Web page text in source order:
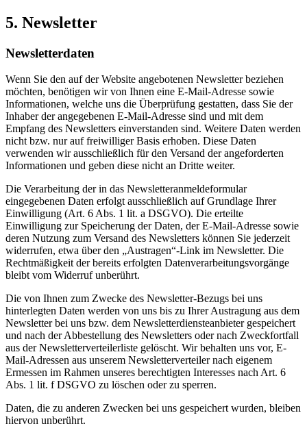
5. Newsletter
Newsletter­daten
Wenn Sie den auf der Website angebotenen Newsletter beziehen
möchten, benötigen wir von Ihnen eine E-Mail-Adresse sowie
Informationen, welche uns die Überprüfung gestatten, dass Sie der
Inhaber der angegebenen E-Mail-Adresse sind und mit dem
Empfang des Newsletters einverstanden sind. Weitere Daten werden
nicht bzw. nur auf freiwilliger Basis erhoben. Diese Daten
verwenden wir ausschließlich für den Versand der angeforderten
Informationen und geben diese nicht an Dritte weiter.
Die Verarbeitung der in das Newsletteranmeldeformular
eingegebenen Daten erfolgt ausschließlich auf Grundlage Ihrer
Einwilligung (Art. 6 Abs. 1 lit. a DSGVO). Die erteilte
Einwilligung zur Speicherung der Daten, der E-Mail-Adresse sowie
deren Nutzung zum Versand des Newsletters können Sie jederzeit
widerrufen, etwa über den „Austragen“-Link im Newsletter. Die
Rechtmäßigkeit der bereits erfolgten Datenverarbeitungsvorgänge
bleibt vom Widerruf unberührt.
Die von Ihnen zum Zwecke des Newsletter-Bezugs bei uns
hinterlegten Daten werden von uns bis zu Ihrer Austragung aus dem
Newsletter bei uns bzw. dem Newsletterdiensteanbieter gespeichert
und nach der Abbestellung des Newsletters oder nach Zweckfortfall
aus der Newsletterverteilerliste gelöscht. Wir behalten uns vor, E-
Mail-Adressen aus unserem Newsletterverteiler nach eigenem
Ermessen im Rahmen unseres berechtigten Interesses nach Art. 6
Abs. 1 lit. f DSGVO zu löschen oder zu sperren.
Daten, die zu anderen Zwecken bei uns gespeichert wurden, bleiben
hiervon unberührt.